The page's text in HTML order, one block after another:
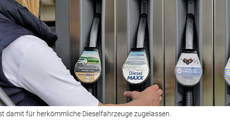
damit für herkömmliche Dieselfahrzeuge zugelassen.